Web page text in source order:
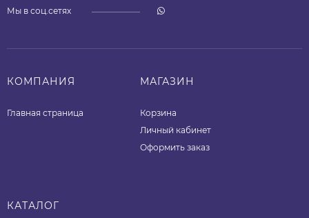
Мы в соц.сетях
КОМПАНИЯ
Главная страница
МАГАЗИН
Корзина
Личный кабинет
Оформить заказ
КАТАЛОГ